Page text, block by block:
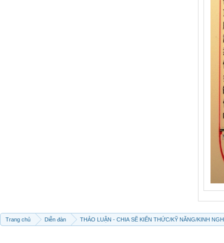
Trang chủ Diễn đàn THẢO LUẬN - CHIA SẼ KIẾN THỨC/KỸ NĂNG/KINH